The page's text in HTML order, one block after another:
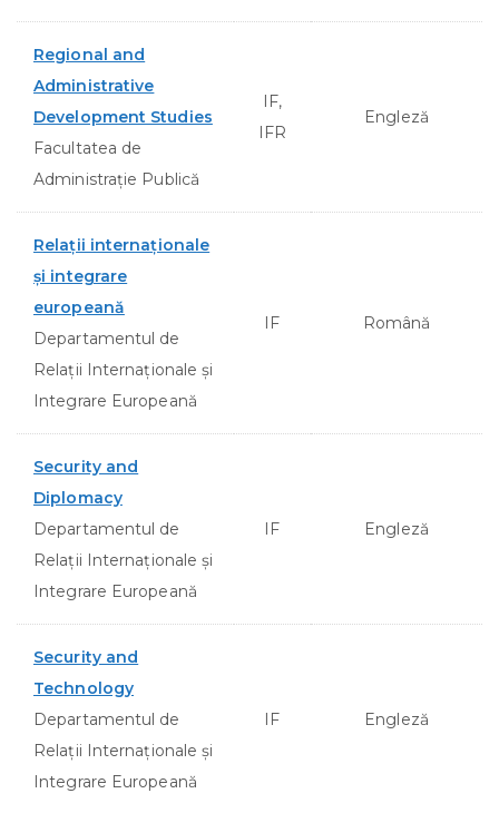
Regional and
Administrative
Development Studies
Facultatea de
Administraţie Publică
IF,
IFR
Engleză
Relaţii internaţionale
şi integrare
europeană
Departamentul de
Relații Internaționale și
Integrare Europeană
IF Română
Security and
Diplomacy
Departamentul de
Relații Internaționale și
Integrare Europeană
IF Engleză
Security and
Technology
Departamentul de
Relații Internaționale și
Integrare Europeană
IF Engleză